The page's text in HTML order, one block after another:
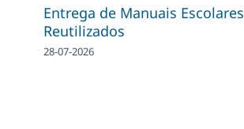
Entrega de Manuais Escolares
Reutilizados
28-07-2026